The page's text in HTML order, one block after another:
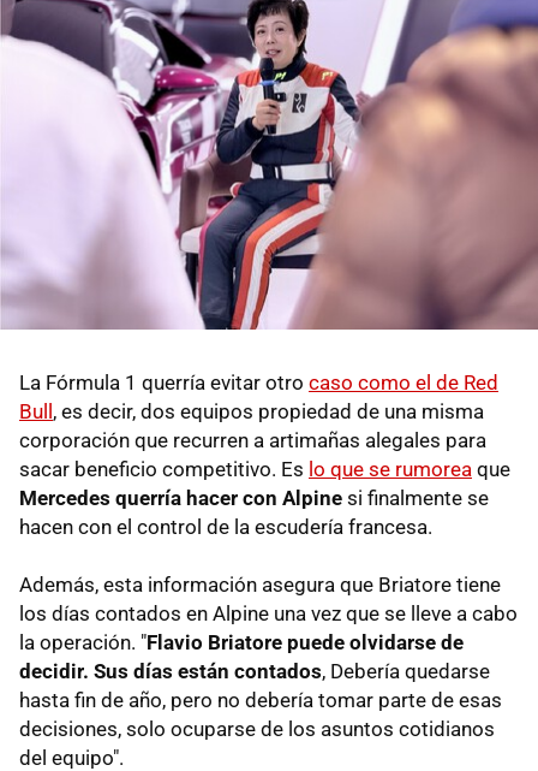
La Fórmula 1 querría evitar otro caso como el de Red
Bull, es decir, dos equipos propiedad de una misma
corporación que recurren a artimañas alegales para
sacar beneficio competitivo. Es lo que se rumorea que
Mercedes querría hacer con Alpine si finalmente se
hacen con el control de la escudería francesa.
Además, esta información asegura que Briatore tiene
los días contados en Alpine una vez que se lleve a cabo
la operación. "Flavio Briatore puede olvidarse de
decidir. Sus días están contados, Debería quedarse
hasta fin de año, pero no debería tomar parte de esas
decisiones, solo ocuparse de los asuntos cotidianos
del equipo".